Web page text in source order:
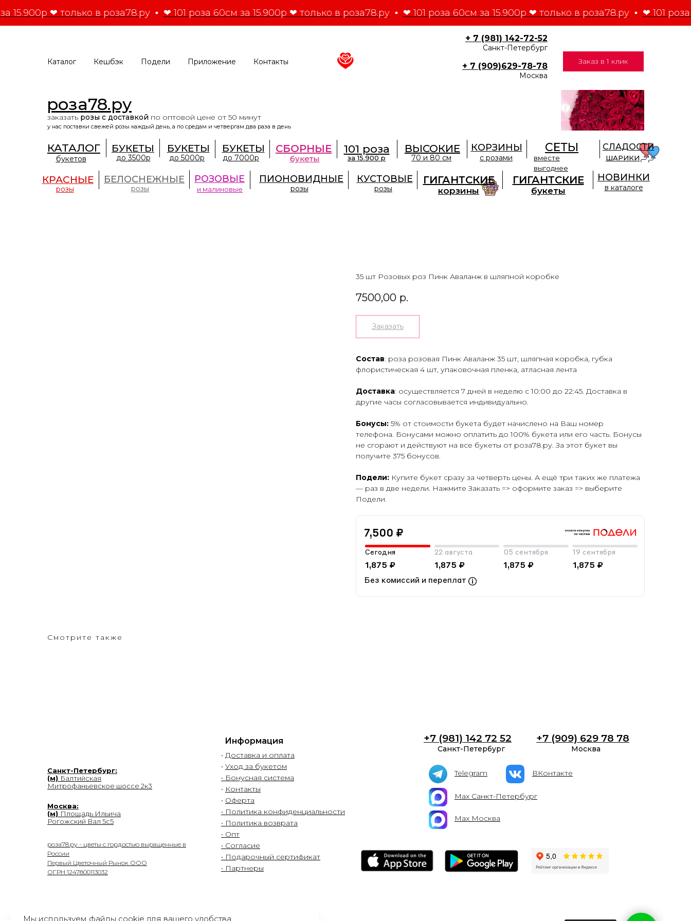
15.900р ❤ только в роза78.ру ❤ 101 роза 60см за 15.900р ❤ только в роза78.ру ❤ 101 роза 60см за 15.900р ❤ только в роза78.ру ❤ 101
Каталог Кешбэк Подели Приложение Контакты
+ 7 (981) 142-72-52
Санкт-Петербург
+ 7 (909)629-78-78
Москва
Заказ в 1 клик
роза78.ру
у нас поставки свежей розы каждый день, а по средам и четвергам два раза в день
заказать розы с доставкой по оптовой цене от 50 минут
101 роза
за 15.900 р
КРАСНЫЕ
розы
КАТАЛОГ
букетов
РОЗОВЫЕ
и малиновые
БУКЕТЫ
БУКЕТЫ
до 7000р
до 5000р
ПИОНОВИДНЫЕ
розы
БУКЕТЫ
до 3500р
БЕЛОСНЕЖНЫЕ
розы
КУСТОВЫЕ
розы
ГИГАНТСКИЕ
букеты
СБОРНЫЕ
букеты
ГИГАНТСКИЕ
корзины
ВЫСОКИЕ
70 и 80 см
КОРЗИНЫ
с розами
НОВИНКИ
в каталоге
СЛАДОСТИ
ШАРИКИ
СЕТЫ
вместе
выгоднее
35 шт Розовых роз Пинк Аваланж в шляпной коробке
7500,00 р.
Заказать
Состав: роза розовая Пинк Аваланж 35 шт, шляпная коробка, губка
флористическая 4 шт, упаковочная пленка, атласная лента
Доставка: осуществляется 7 дней в неделю с 10:00 до 22:45. Доставка в
другие часы согласовывается индивидуально.
Бонусы: 5% от стоимости букета будет начислено на Ваш номер
телефона. Бонусами можно оплатить до 100% букета или его часть. Бонусы
не сгорают и действуют на все букеты от роза78.ру. За этот букет вы
получите 375 бонусов.
Подели: Купите букет сразу за четверть цены. А ещё три таких же платежа
— раз в две недели. Нажмите Заказать => оформите заказ => выберите
Подели.
7,500 ₽
Сегодня
1,875 ₽
22 августа
1,875 ₽
05 сентября
1,875 ₽
19 сентября
1,875 ₽
Без комиссий и переплат
Смотрите также
Информация
• Доставка и оплата
• Уход за букетом
• Бонусная система
• Контакты
• Оферта
• Политика конфиденциальности
• Политика возврата
• Опт
• Согласие
• Подарочный сертификат
• Партнеры
Санкт-Петербург
+7 (909) 629 78 78
Санкт-Петербург:
(м) Балтийская
Митрофаньевское шоссе 2к3
Мах Москва
Мах Санкт-Петербург
ВКонтакте
Telegram
+7 (981) 142 72 52
роза78.ру - цветы с гордостью выращенные в
России
Первый Цветочный Рынок ООО
ОГРН 1247800113032
Москва
Москва:
(м) Площадь Ильича
Рогожский Вал 5с5
Мы используем файлы cookie для вашего удобства